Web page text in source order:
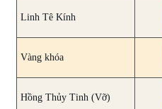
Linh Tê Kính
Vàng khóa
Hồng Thủy Tinh (Vỡ)